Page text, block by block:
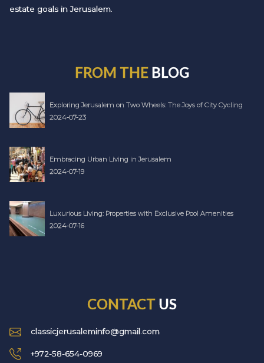
estate goals in Jerusalem.
FROM THE BLOG
Exploring Jerusalem on Two Wheels: The Joys of City Cycling
2024-07-23
Embracing Urban Living in Jerusalem
2024-07-19
Luxurious Living: Properties with Exclusive Pool Amenities
2024-07-16
CONTACT US
classicjerusaleminfo@gmail.com
+972-58-654-0969